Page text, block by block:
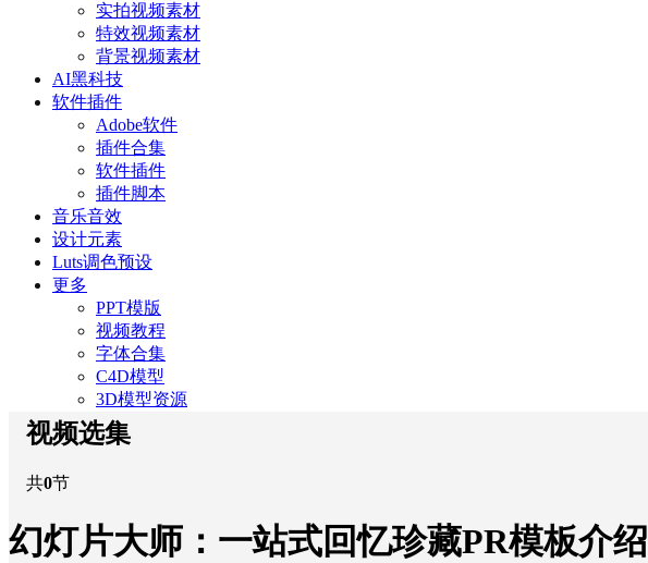
实拍视频素材
特效视频素材
背景视频素材
AI黑科技
软件插件
Adobe软件
插件合集
软件插件
插件脚本
音乐音效
设计元素
Luts调色预设
更多
PPT模版
视频教程
字体合集
C4D模型
3D模型资源
视频选集
共0节
幻灯片大师：一站式回忆珍藏PR模板介绍